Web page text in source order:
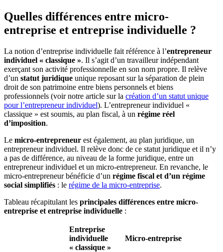
Quelles différences entre micro-
entreprise et entreprise individuelle ?
La notion d’entreprise individuelle fait référence à l’entrepreneur
individuel « classique ». Il s’agit d’un travailleur indépendant
exerçant son activité professionnelle en son nom propre. Il relève
d’un statut juridique unique reposant sur la séparation de plein
droit de son patrimoine entre biens personnels et biens
professionnels (voir notre article sur la création d’un statut unique
pour l’entrepreneur individuel). L’entrepreneur individuel «
classique » est soumis, au plan fiscal, à un régime réel
d’imposition.
Le micro-entrepreneur est également, au plan juridique, un
entrepreneur individuel. Il relève donc de ce statut juridique et il n’y
a pas de différence, au niveau de la forme juridique, entre un
entrepreneur individuel et un micro-entrepreneur. En revanche, le
micro-entrepreneur bénéficie d’un régime fiscal et d’un régime
social simplifiés : le régime de la micro-entreprise.
Tableau récapitulant les principales différences entre micro-
entreprise et entreprise individuelle :
Entreprise
individuelle
« classique »
Micro-entreprise